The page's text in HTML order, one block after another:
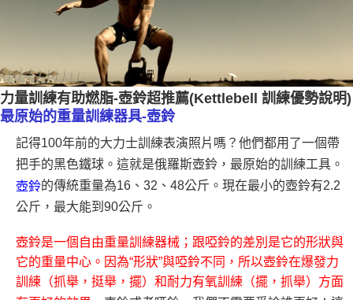
力量訓練有助燃脂-壺鈴超推薦(Kettlebell 訓練優勢說明)
最原始的重量訓練器具-壺鈴
記得100年前的大力士訓練表演照片嗎？他們都用了一個帶
把手的黑色鐵球。這就是俄羅斯壺鈴，最原始的訓練工具。
壺鈴的傳統重量為16、32、48公斤。現在最小的壺鈴有2.2
公斤，最大能到90公斤。
壺鈴是一個自由重量訓練器械；跟啞鈴的差別是它的形狀與
它的重量中心。因為“形狀”與啞鈴不同，所以壺鈴在爆發力
訓練（抓舉，挺舉，擺）和耐力有氧訓練（擺，抓舉）方面